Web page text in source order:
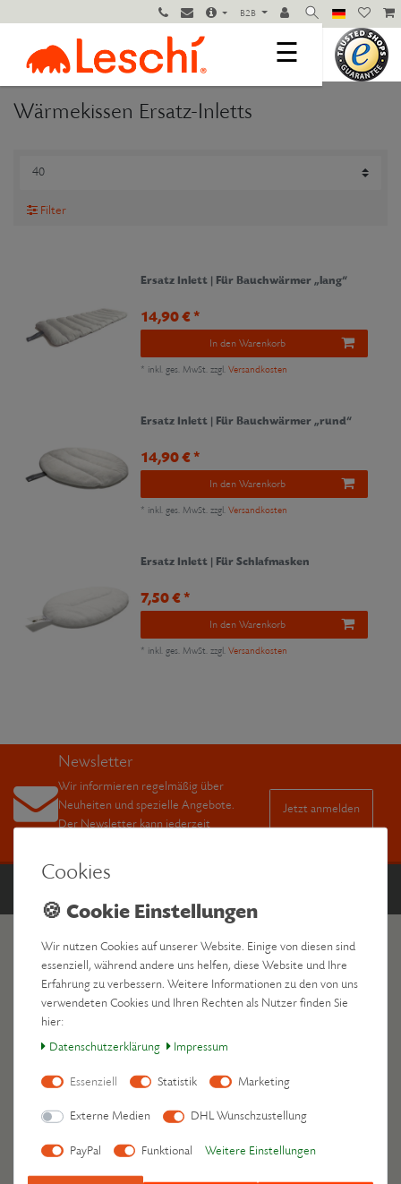
B2B
☰
Wärmekissen Ersatz-Inletts
Filter
Ersatz Inlett | Für Bauchwärmer „lang“
14,90 € *
In den Warenkorb
* inkl. ges. MwSt. zzgl.Versandkosten
Ersatz Inlett | Für Bauchwärmer „rund“
14,90 € *
In den Warenkorb
* inkl. ges. MwSt. zzgl.Versandkosten
Ersatz Inlett | Für Schlafmasken
7,50 € *
In den Warenkorb
* inkl. ges. MwSt. zzgl.Versandkosten
Newsletter
Wir informieren regelmäßig über
Neuheiten und spezielle Angebote.
Der Newsletter kann jederzeit
Jetzt anmelden
Zahle bequem per
Leschis reisen mit
Cookies
Wir nutzen Cookies auf unserer Website. Einige von diesen sind
essenziell, während andere uns helfen, diese Website und Ihre
Erfahrung zu verbessern. Weitere Informationen zu den von uns
verwendeten Cookies und Ihren Rechten als Nutzer finden Sie
hier:
Daten­schutz­erklärung
Impressum
Essenziell Statistik Marketing
Externe Medien DHL Wunschzustellung
PayPal Funktional Weitere Einstellungen